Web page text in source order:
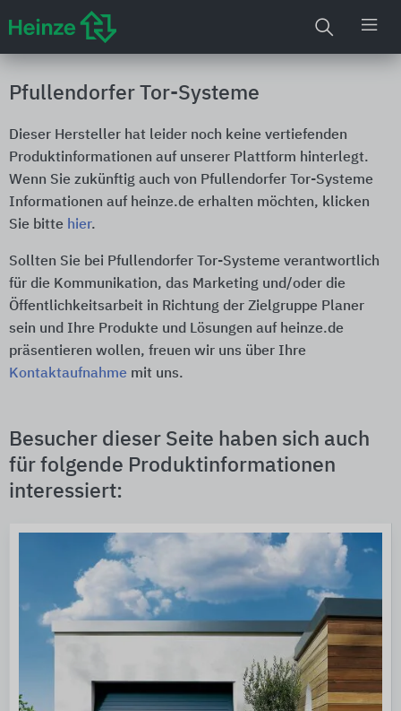
Pfullendorfer Tor-Systeme
Dieser Hersteller hat leider noch keine vertiefenden
Produktinformationen auf unserer Plattform hinterlegt.
Wenn Sie zukünftig auch von Pfullendorfer Tor-Systeme
Informationen auf heinze.de erhalten möchten, klicken
Sie bitte hier.
Sollten Sie bei Pfullendorfer Tor-Systeme verantwortlich
für die Kommunikation, das Marketing und/oder die
Öffentlichkeitsarbeit in Richtung der Zielgruppe Planer
sein und Ihre Produkte und Lösungen auf heinze.de
präsentieren wollen, freuen wir uns über Ihre
Kontaktaufnahme mit uns.
Besucher dieser Seite haben sich auch
für folgende Produktinformationen
interessiert: